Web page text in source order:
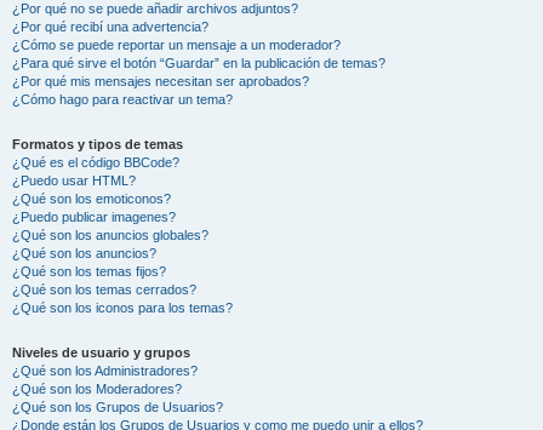
¿Por qué no se puede añadir archivos adjuntos?
¿Por qué recibí una advertencia?
¿Cómo se puede reportar un mensaje a un moderador?
¿Para qué sirve el botón “Guardar” en la publicación de temas?
¿Por qué mis mensajes necesitan ser aprobados?
¿Cómo hago para reactivar un tema?
Formatos y tipos de temas
¿Qué es el código BBCode?
¿Puedo usar HTML?
¿Qué son los emoticonos?
¿Puedo publicar imagenes?
¿Qué son los anuncios globales?
¿Qué son los anuncios?
¿Qué son los temas fijos?
¿Qué son los temas cerrados?
¿Qué son los iconos para los temas?
Niveles de usuario y grupos
¿Qué son los Administradores?
¿Qué son los Moderadores?
¿Qué son los Grupos de Usuarios?
¿Donde están los Grupos de Usuarios y como me puedo unir a ellos?